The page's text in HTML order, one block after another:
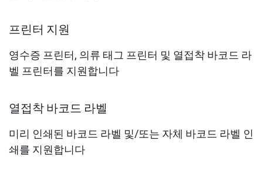
프린터 지원
영수증 프린터, 의류 태그 프린터 및 열접착 바코드 라
벨 프린터를 지원합니다
열접착 바코드 라벨
미리 인쇄된 바코드 라벨 및/또는 자체 바코드 라벨 인
쇄를 지원합니다